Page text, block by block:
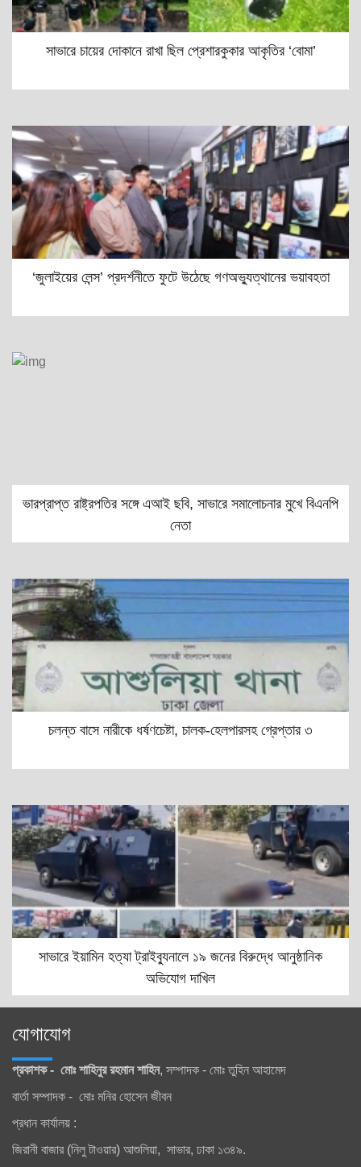
সাভারে চায়ের দোকানে রাখা ছিল প্রেশারকুকার আকৃতির ‘বোমা’
‘জুলাইয়ের লেন্স’ প্রদর্শনীতে ফুটে উঠেছে গণঅভ্যুত্থানের ভয়াবহতা
ভারপ্রাপ্ত রাষ্ট্রপতির সঙ্গে এআই ছবি, সাভারে সমালোচনার মুখে বিএনপি
নেতা
চলন্ত বাসে নারীকে ধর্ষণচেষ্টা, চালক-হেলপারসহ গ্রেপ্তার ৩
সাভারে ইয়ামিন হত্যা ট্রাইব্যুনালে ১৯ জনের বিরুদ্ধে আনুষ্ঠানিক
অভিযোগ দাখিল
যোগাযোগ
প্রকাশক - মোঃ শাহিনুর রহমান শাহিন, সম্পাদক - মোঃ তুহিন আহামেদ
বার্তা সম্পাদক - মোঃ মনির হোসেন জীবন
প্রধান কার্যালয় :
জিরানী বাজার (নিলু টাওয়ার) আশুলিয়া, সাভার, ঢাকা ১৩৪৯.